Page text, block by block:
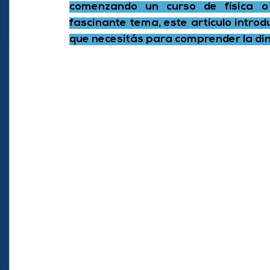
comenzando un curso de física
fascinante tema, este artículo
que necesitás para comprender la